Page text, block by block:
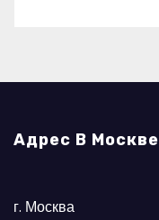
Адрес В Москве
г. Москва